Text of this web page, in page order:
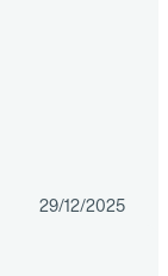
29/12/2025